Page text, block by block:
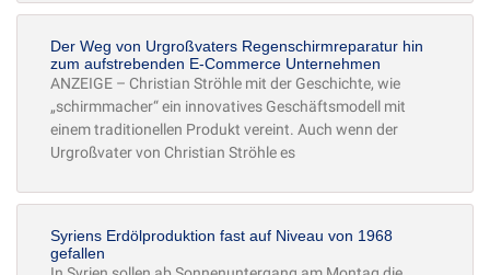
Der Weg von Urgroßvaters Regenschirmreparatur hin
zum aufstrebenden E-Commerce Unternehmen
ANZEIGE – Christian Ströhle mit der Geschichte, wie
„schirmmacher“ ein innovatives Geschäftsmodell mit
einem traditionellen Produkt vereint. Auch wenn der
Urgroßvater von Christian Ströhle es
Syriens Erdölproduktion fast auf Niveau von 1968
gefallen